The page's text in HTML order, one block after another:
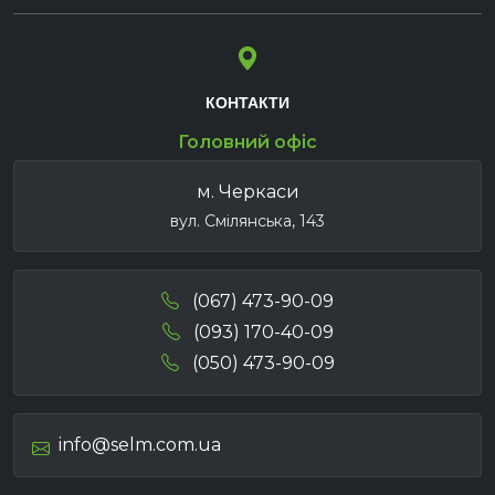
самохідних, причіпних та навісних
мульчувачів серій RM та RMS для
Ключові технології Kuhn:
Бренд Kuhn (Кун), що вже довгий час визнаний в
галузі сільськогосподарської техніки, випускає
інноваційні рішення, спрямовані на підвищення
Precision Farming Solutions (Точне
Землеробство):
Використання сучасних GPS-технологій та
датчиків дозволяє точно контролювати обробку
до ефективного використання ресурсів та
збільшення врожайності.
КОНТАКТИ
Головний офіс
м. Черкаси
вул. Смілянська, 143
(067) 473-90-09
(093) 170-40-09
(050) 473-90-09
info@selm.com.ua